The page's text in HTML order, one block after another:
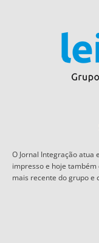
O Jornal Integração atua
impresso e hoje
mais recente do grupo e